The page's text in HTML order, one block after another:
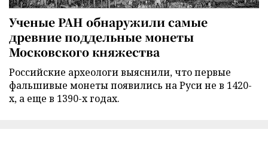
Ученые РАН обнаружили самые
древние поддельные монеты
Московского княжества
Российские археологи выяснили, что первые
фальшивые монеты появились на Руси не в 1420-
х, а еще в 1390-х годах.